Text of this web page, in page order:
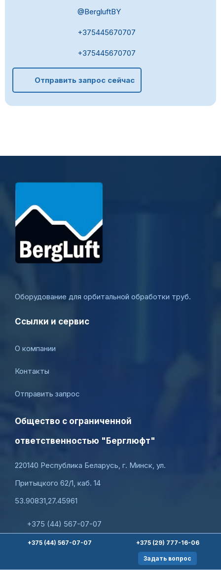
+375 (44) 567-07-07 +375 (29) 777-16-06
Задать вопрос
@BergluftBY
+375445670707
+375445670707
Отправить запрос сейчас
Оборудование для орбитальной обработки труб.
Ссылки и сервис
О компании
Контакты
Отправить запрос
Общество с ограниченной
ответственностью "Берглюфт"
220140 Республика Беларусь, г. Минск, ул.
Притыцкого 62/1, каб. 14
53.90831,27.45961
+375 (44) 567-07-07